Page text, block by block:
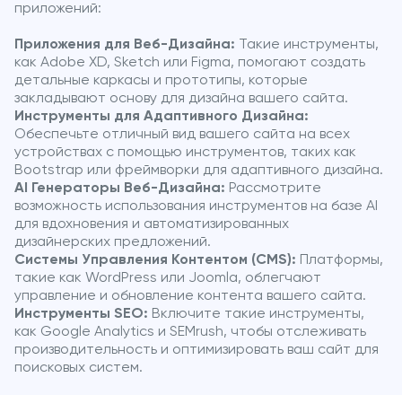
приложений:
Приложения для Веб-Дизайна: Такие инструменты,
как Adobe XD, Sketch или Figma, помогают создать
детальные каркасы и прототипы, которые
закладывают основу для дизайна вашего сайта.
Инструменты для Адаптивного Дизайна:
Обеспечьте отличный вид вашего сайта на всех
устройствах с помощью инструментов, таких как
Bootstrap или фреймворки для адаптивного дизайна.
AI Генераторы Веб-Дизайна: Рассмотрите
возможность использования инструментов на базе AI
для вдохновения и автоматизированных
дизайнерских предложений.
Системы Управления Контентом (CMS): Платформы,
такие как WordPress или Joomla, облегчают
управление и обновление контента вашего сайта.
Инструменты SEO: Включите такие инструменты,
как Google Analytics и SEMrush, чтобы отслеживать
производительность и оптимизировать ваш сайт для
поисковых систем.